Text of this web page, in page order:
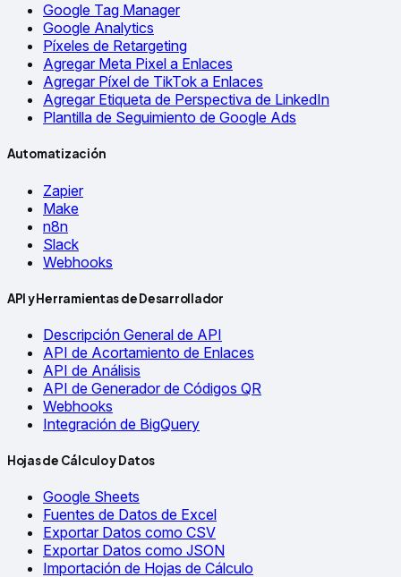
Google Tag Manager
Google Analytics
Píxeles de Retargeting
Agregar Meta Pixel a Enlaces
Agregar Píxel de TikTok a Enlaces
Agregar Etiqueta de Perspectiva de LinkedIn
Plantilla de Seguimiento de Google Ads
Automatización
Zapier
Make
n8n
Slack
Webhooks
API y Herramientas de Desarrollador
Descripción General de API
API de Acortamiento de Enlaces
API de Análisis
API de Generador de Códigos QR
Webhooks
Integración de BigQuery
Hojas de Cálculo y Datos
Google Sheets
Fuentes de Datos de Excel
Exportar Datos como CSV
Exportar Datos como JSON
Importación de Hojas de Cálculo